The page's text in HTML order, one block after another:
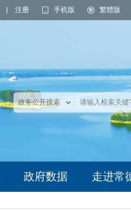
| 注册 手机版 繁體版
政府数据 走进常